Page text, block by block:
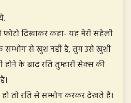
फोटो दिखाकर कहा- यह मेरी सहेली
सम्भोग से खुश नहीं है, तुम उसे ख़ुशी
होने के बाद रति तुम्हारी सेक्स की
तो रति से सम्भोग करकर देखते हैं।